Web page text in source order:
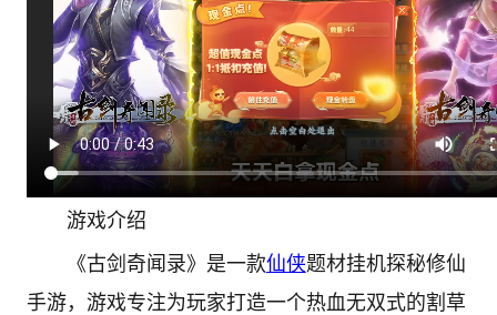
游戏介绍
《古剑奇闻录》是一款仙侠题材挂机探秘修仙
手游，游戏专注为玩家打造一个热血无双式的割草